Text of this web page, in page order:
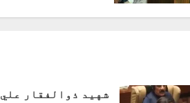
شهيد ذوالفقار علي